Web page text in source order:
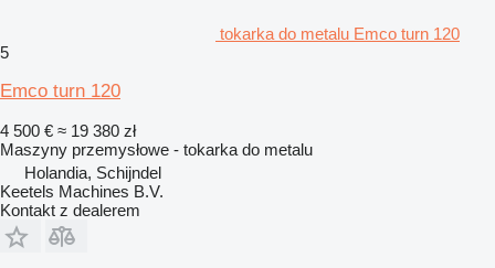
tokarka do metalu Emco turn 120
5
Emco turn 120
4 500 € ≈ 19 380 zł
Maszyny przemysłowe - tokarka do metalu
Holandia, Schijndel
Keetels Machines B.V.
Kontakt z dealerem